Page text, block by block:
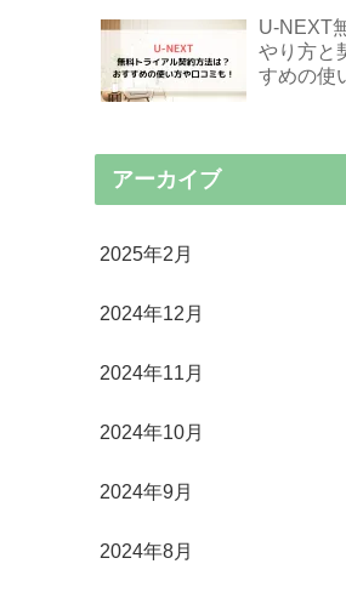
U-NEXT
やり方と
すめの使
アーカイブ
2025年2月
2024年12月
2024年11月
2024年10月
2024年9月
2024年8月